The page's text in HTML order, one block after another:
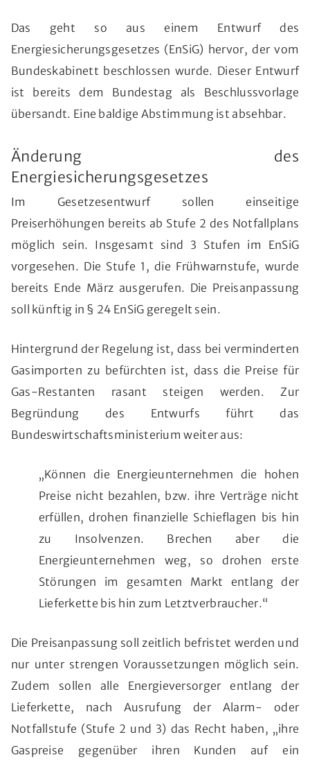
Das geht so aus einem Entwurf des
Energiesicherungsgesetzes (EnSiG) hervor, der vom
Bundeskabinett beschlossen wurde. Dieser Entwurf
ist bereits dem Bundestag als Beschlussvorlage
übersandt. Eine baldige Abstimmung ist absehbar.
Änderung des
Energiesicherungsgesetzes
Im Gesetzesentwurf sollen einseitige
Preiserhöhungen bereits ab Stufe 2 des Notfallplans
möglich sein. Insgesamt sind 3 Stufen im EnSiG
vorgesehen. Die Stufe 1, die Frühwarnstufe, wurde
bereits Ende März ausgerufen. Die Preisanpassung
soll künftig in § 24 EnSiG geregelt sein.
Hintergrund der Regelung ist, dass bei verminderten
Gasimporten zu befürchten ist, dass die Preise für
Gas-Restanten rasant steigen werden. Zur
Begründung des Entwurfs führt das
Bundeswirtschaftsministerium weiter aus:
„Können die Energieunternehmen die hohen
Preise nicht bezahlen, bzw. ihre Verträge nicht
erfüllen, drohen finanzielle Schieflagen bis hin
zu Insolvenzen. Brechen aber die
Energieunternehmen weg, so drohen erste
Störungen im gesamten Markt entlang der
Lieferkette bis hin zum Letztverbraucher.“
Die Preisanpassung soll zeitlich befristet werden und
nur unter strengen Voraussetzungen möglich sein.
Zudem sollen alle Energieversorger entlang der
Lieferkette, nach Ausrufung der Alarm- oder
Notfallstufe (Stufe 2 und 3) das Recht haben, „ihre
Gaspreise gegenüber ihren Kunden auf ein